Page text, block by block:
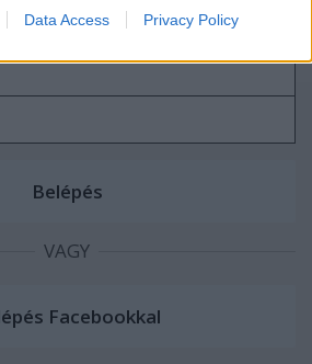
Data Access Privacy Policy
kell lépned!
VAGY